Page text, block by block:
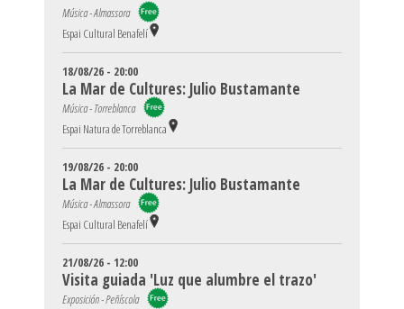
Música - Almassora
Espai Cultural Benafelí
18/08/26 - 20:00
La Mar de Cultures: Julio Bustamante
Música - Torreblanca
Espai Natura de Torreblanca
19/08/26 - 20:00
La Mar de Cultures: Julio Bustamante
Música - Almassora
Espai Cultural Benafelí
21/08/26 - 12:00
Visita guiada 'Luz que alumbre el trazo'
Exposición - Peñíscola